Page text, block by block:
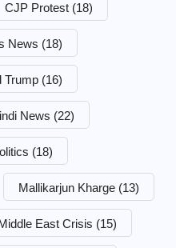
CJP Protest (18)
News (18)
Trump (16)
News (22)
(18)
Mallikarjun Kharge (13)
East Crisis (15)